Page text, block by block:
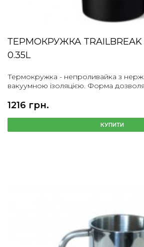
ТЕРМОКРУЖКА TRAILBREAK
0.35L
Термокружка - непроливайка з
вакуумною ізоляцією. Форма
1216 грн.
КУПИТИ